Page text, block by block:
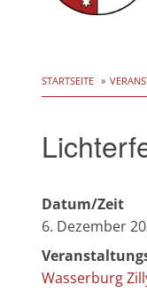
content
STARTSEITE
Datum/Zeit
6. Dezember
Wasserburg